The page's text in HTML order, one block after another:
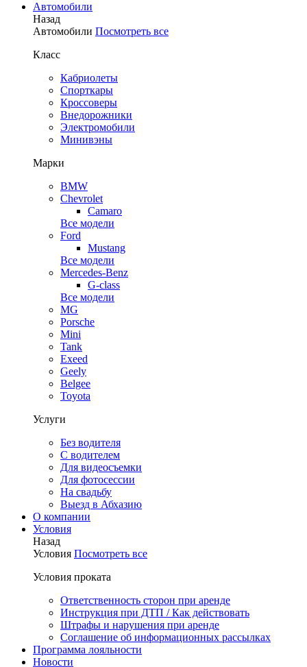
Автомобили
Назад
Автомобили Посмотреть все
Класс
Кабриолеты
Спорткары
Кроссоверы
Внедорожники
Электромобили
Минивэны
Марки
BMW
Chevrolet
Camaro
Все модели
Ford
Mustang
Все модели
Mercedes-Benz
G-class
Все модели
MG
Porsche
Mini
Tank
Exeed
Geely
Belgee
Toyota
Услуги
Без водителя
С водителем
Для видеосъемки
Для фотосессии
На свадьбу
Выезд в Абхазию
О компании
Условия
Назад
Условия Посмотреть все
Условия проката
Ответственность сторон при аренде
Инструкция при ДТП / Как действовать
Штрафы и нарушения при аренде
Соглашение об информационных рассылках
Программа лояльности
Новости